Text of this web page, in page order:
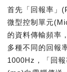
首先「回報率」
微型控制單元
的資料傳輸頻率
多種不同的回報
1000Hz，「回